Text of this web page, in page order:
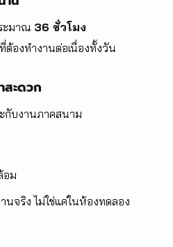
ะมาณ 36 ชั่วโมง
องทำงานต่อเนื่องทั้งวัน
ะดวก
กับงานภาคสนาม
อม
นจริง ไม่ใช่แค่ในห้องทดลอง